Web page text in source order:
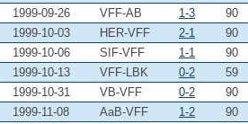
1999-09-26 VFF-AB 1-3
90
1999-10-03 HER-VFF 2-1 90
1999-10-06 SIF-VFF 1-1 90
1999-10-13 VFF-LBK 0-2
59
1999-10-31 VB-VFF 0-2
90
1999-11-08 AaB-VFF 1-2 90